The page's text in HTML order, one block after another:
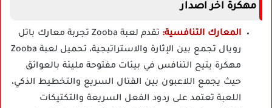
مهكرة اخر اصدار
المعارك التنافسية:
تقدم لعبة Zooba تجربة معارك باتل
رويال تجمع بين الإثارة والاستراتيجية، تحميل لعبة Zooba
مهكرة يتيح التنافس في بيئات مفتوحة مليئة بالعوائق
حيث يجمع اللاعبون بين القتال السريع والتخطيط الذكي،
اللعبة تعتمد على ردود الفعل السريعة والتكتيكات